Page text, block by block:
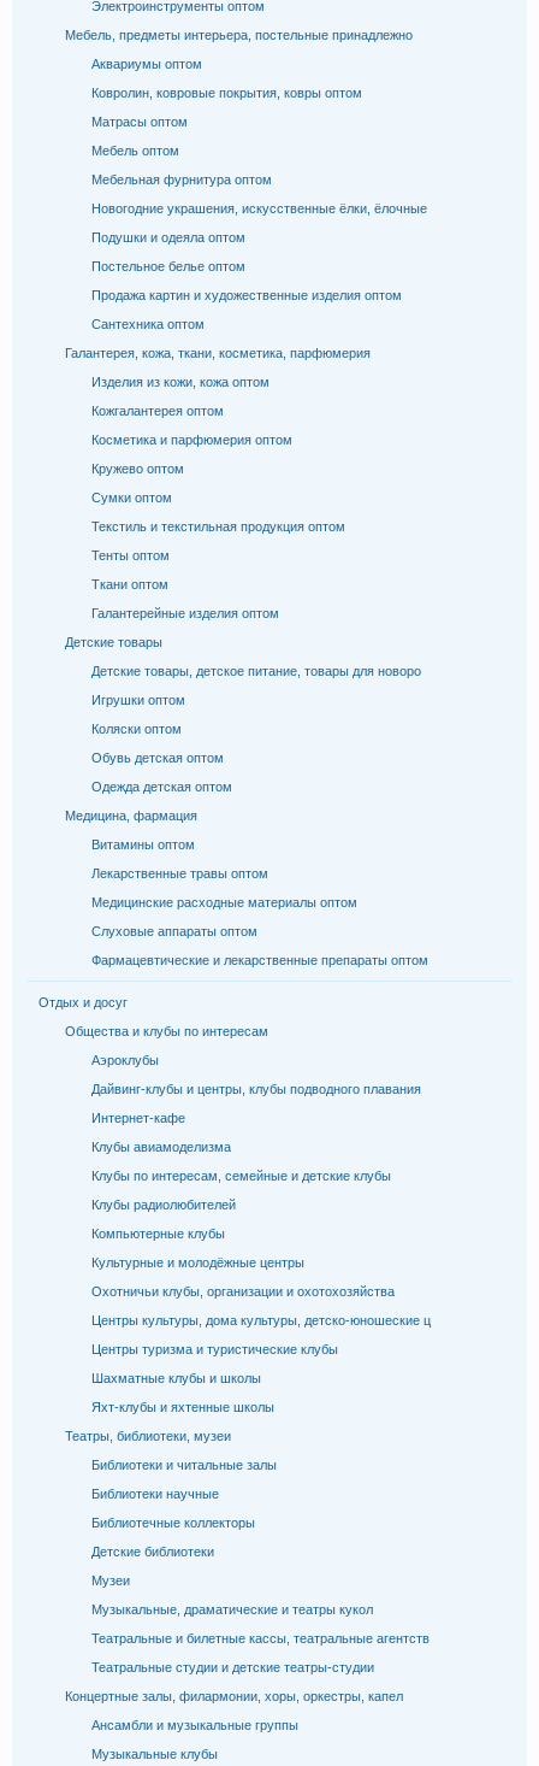
Электроинструменты оптом
Мебель, предметы интерьера, постельные принадлежно
Аквариумы оптом
Ковролин, ковровые покрытия, ковры оптом
Матрасы оптом
Мебель оптом
Мебельная фурнитура оптом
Новогодние украшения, искусственные ёлки, ёлочные
Подушки и одеяла оптом
Постельное белье оптом
Продажа картин и художественные изделия оптом
Сантехника оптом
Галантерея, кожа, ткани, косметика, парфюмерия
Изделия из кожи, кожа оптом
Кожгалантерея оптом
Косметика и парфюмерия оптом
Кружево оптом
Сумки оптом
Текстиль и текстильная продукция оптом
Тенты оптом
Ткани оптом
Галантерейные изделия оптом
Детские товары
Детские товары, детское питание, товары для новоро
Игрушки оптом
Коляски оптом
Обувь детская оптом
Одежда детская оптом
Медицина, фармация
Витамины оптом
Лекарственные травы оптом
Медицинские расходные материалы оптом
Слуховые аппараты оптом
Фармацевтические и лекарственные препараты оптом
Отдых и досуг
Общества и клубы по интересам
Аэроклубы
Дайвинг-клубы и центры, клубы подводного плавания
Интернет-кафе
Клубы авиамоделизма
Клубы по интересам, семейные и детские клубы
Клубы радиолюбителей
Компьютерные клубы
Культурные и молодёжные центры
Охотничьи клубы, организации и охотохозяйства
Центры культуры, дома культуры, детско-юношеские ц
Центры туризма и туристические клубы
Шахматные клубы и школы
Яхт-клубы и яхтенные школы
Театры, библиотеки, музеи
Библиотеки и читальные залы
Библиотеки научные
Библиотечные коллекторы
Детские библиотеки
Музеи
Музыкальные, драматические и театры кукол
Театральные и билетные кассы, театральные агентств
Театральные студии и детские театры-студии
Концертные залы, филармонии, хоры, оркестры, капел
Ансамбли и музыкальные группы
Музыкальные клубы